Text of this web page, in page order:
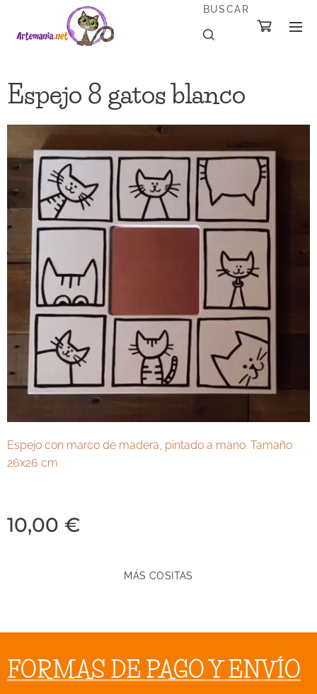
BUSCAR
Espejo 8 gatos blanco
Espejo con marco de madera, pintado a mano. Tamaño
26x26 cm
10,00 €
MÁS COSITAS
FORMAS DE PAGO Y ENVÍO